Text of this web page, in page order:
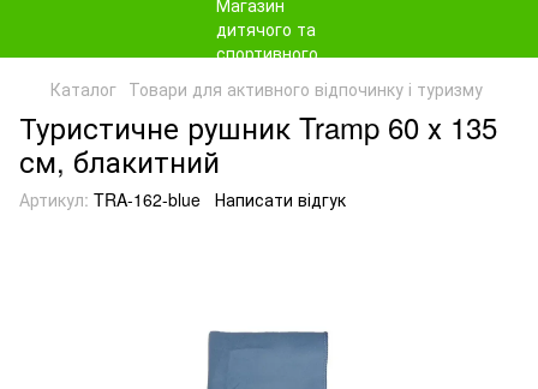
Каталог Товари для активного відпочинку і туризму
Туристичне рушник Tramp 60 х 135
см, блакитний
Артикул: TRA-162-blue Написати відгук